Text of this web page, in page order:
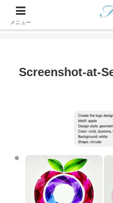
Screenshot-at-
メニュー